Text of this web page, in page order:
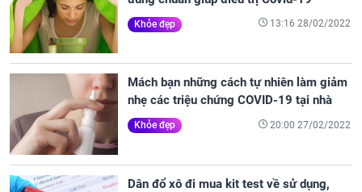
Khỏe đẹp 13:16 28/02/2022
Mách bạn những cách tự nhiên làm giảm
nhẹ các triệu chứng COVID-19 tại nhà
Khỏe đẹp 20:00 27/02/2022
Dân đổ xô đi mua kit test về sử dụng,